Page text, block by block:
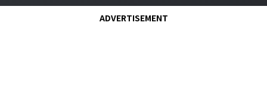
ADVERTISEMENT